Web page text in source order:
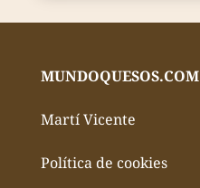
MUNDOQUESOS.COM
Martí Vicente
Política de cookies